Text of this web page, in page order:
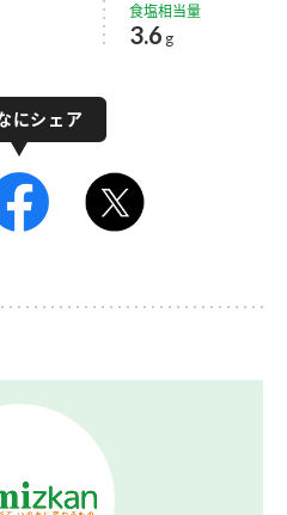
食塩相当量
3.6 g